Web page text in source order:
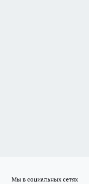
Мы в социальных сетях